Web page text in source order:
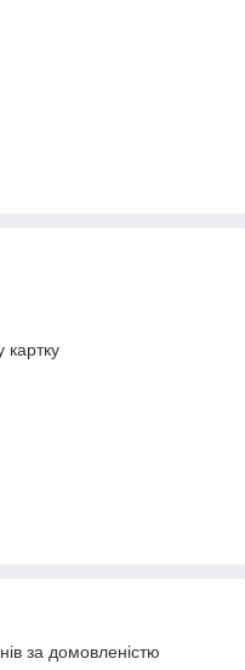
картку
за домовленістю